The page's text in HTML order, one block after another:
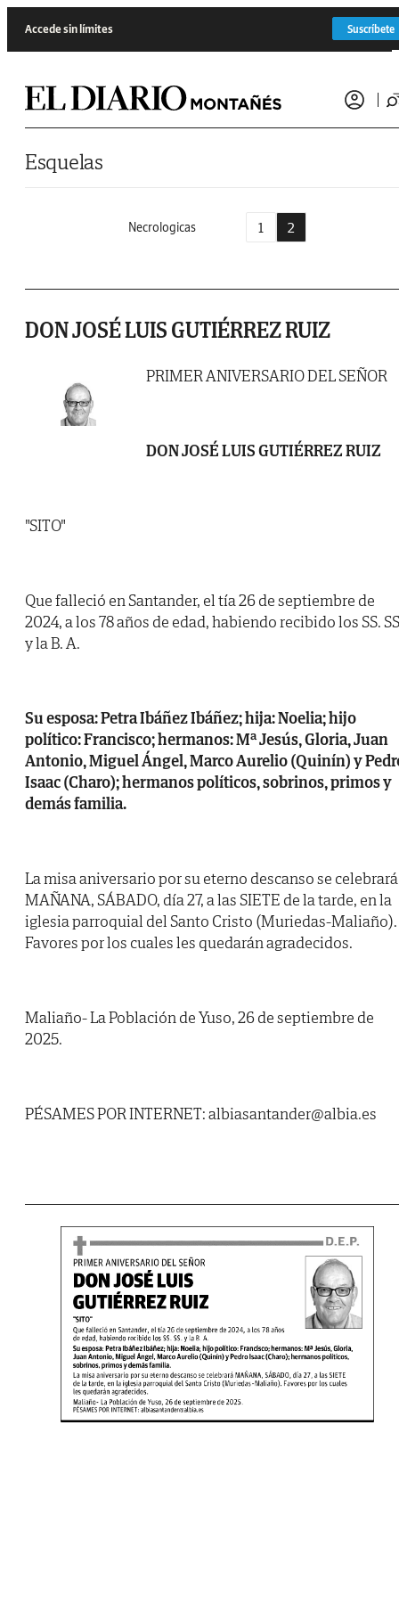
Accede sin límites Suscríbete
Esquelas
Necrologicas 1 2
DON JOSÉ LUIS GUTIÉRREZ RUIZ
PRIMER ANIVERSARIO DEL SEÑOR
DON JOSÉ LUIS GUTIÉRREZ RUIZ
"SITO"
Que falleció en Santander, el tía 26 de septiembre de
2024, a los 78 años de edad, habiendo recibido los SS.
y la B. A.
Su esposa: Petra Ibáñez Ibáñez; hija: Noelia; hijo
político: Francisco; hermanos: Mª Jesús, Gloria, Juan
Antonio, Miguel Ángel, Marco Aurelio (Quinín) y
Isaac (Charo); hermanos políticos, sobrinos, primos y
demás familia.
La misa aniversario por su eterno descanso se celebrará
MAÑANA, SÁBADO, día 27, a las SIETE de la tarde, en la
iglesia parroquial del Santo Cristo (Muriedas-Maliaño).
Favores por los cuales les quedarán agradecidos.
Maliaño- La Población de Yuso, 26 de septiembre de
2025.
PÉSAMES POR INTERNET: albiasantander@albia.es